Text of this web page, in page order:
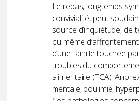
Le repas, longtemps
convivialité, peut
source d’inquiétude, de
ou même
d’une famille touchée
troubles du
alimentaire (TCA).
mentale, boulimie,